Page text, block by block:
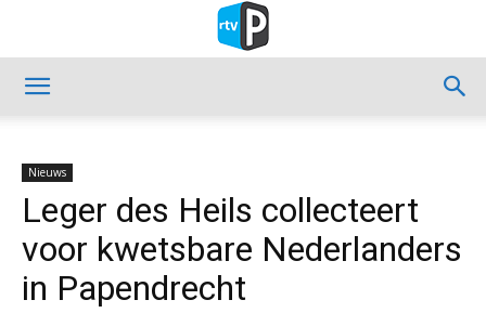
Nieuws
Leger des Heils collecteert
voor kwetsbare Nederlanders
in Papendrecht